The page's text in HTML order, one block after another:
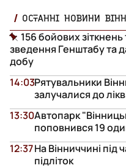
ОСТАННІ НОВИНИ
156 бойових зіткнень
зведення Генштабу та
добу
Рятувальники
залучалися до
14:03
Автопарк
поповнився 19
13:30
На Вінниччині під
підліток
12:37